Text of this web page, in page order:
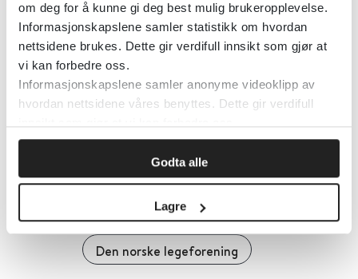
om deg for å kunne gi deg best mulig brukeropplevelse.
Informasjonskapslene samler statistikk om hvordan
nettsidene brukes. Dette gir verdifull innsikt som gjør at
vi kan forbedre oss.
Informasjonskapslene samler anonyme videoklipp av
hvordan nettsidene våres benyttes. Dette gir verdifull
Godta alle
Lagre
Genetikkportalen - medisinsk-
genetiske analyser
Haukeland Universitetssykehus
Detaljer
Geriatri - veiledere og
fagprosedyrer
Den norske legeforening